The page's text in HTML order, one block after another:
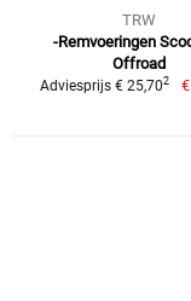
TRW
-Remvoeringen
Offroad
Adviesprijs € 25,702